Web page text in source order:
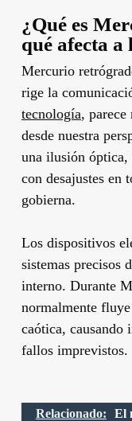
¿Qué es
qué afecta a
Mercurio
rige la
tecnología, parece
desde nuestra
una ilusión óptica,
con desajustes en
gobierna.
Los dispositivos
sistemas precisos
interno. Durante
normalmente
caótica, causando
fallos imprevistos.
Relacionado:
El